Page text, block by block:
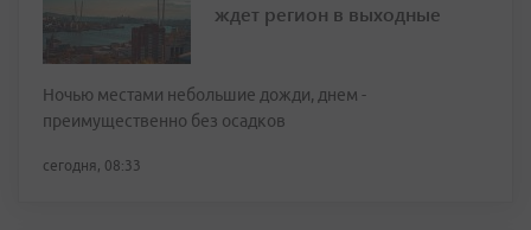
ждет регион в выходные
Ночью местами небольшие дожди, днем -
преимущественно без осадков
сегодня, 08:33